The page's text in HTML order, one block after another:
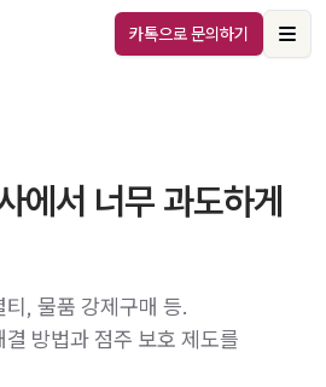
카톡으로 문의하기
에서 너무 과도하게
, 물품 강제구매 등.
방법과 점주 보호 제도를